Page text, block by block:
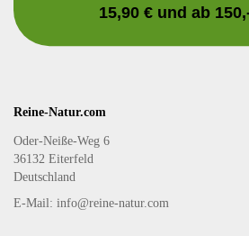
15,90 € und ab
Reine-Natur.com
Oder-Neiße-Weg 6
36132 Eiterfeld
Deutschland
E-Mail: info@reine-natur.com